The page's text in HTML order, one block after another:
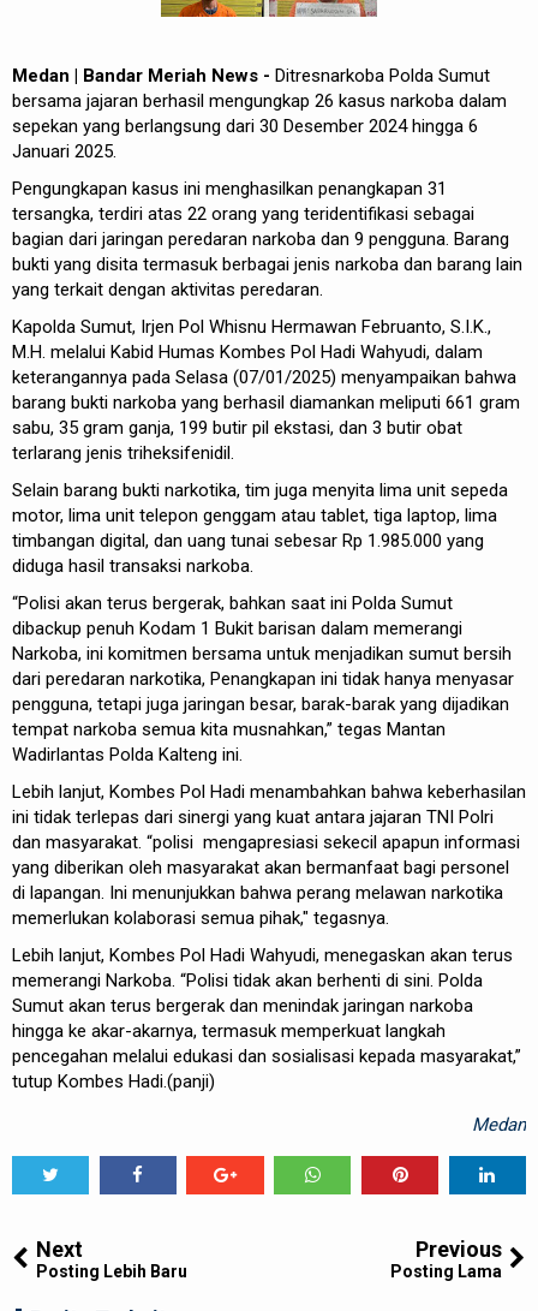
Medan | Bandar Meriah News - Ditresnarkoba Polda Sumut
bersama jajaran berhasil mengungkap 26 kasus narkoba dalam
sepekan yang berlangsung dari 30 Desember 2024 hingga 6
Januari 2025.
Pengungkapan kasus ini menghasilkan penangkapan 31
tersangka, terdiri atas 22 orang yang teridentifikasi sebagai
bagian dari jaringan peredaran narkoba dan 9 pengguna. Barang
bukti yang disita termasuk berbagai jenis narkoba dan barang lain
yang terkait dengan aktivitas peredaran.
Kapolda Sumut, Irjen Pol Whisnu Hermawan Februanto, S.I.K.,
M.H. melalui Kabid Humas Kombes Pol Hadi Wahyudi, dalam
keterangannya pada Selasa (07/01/2025) menyampaikan bahwa
barang bukti narkoba yang berhasil diamankan meliputi 661 gram
sabu, 35 gram ganja, 199 butir pil ekstasi, dan 3 butir obat
terlarang jenis triheksifenidil.
Selain barang bukti narkotika, tim juga menyita lima unit sepeda
motor, lima unit telepon genggam atau tablet, tiga laptop, lima
timbangan digital, dan uang tunai sebesar Rp 1.985.000 yang
diduga hasil transaksi narkoba.
“Polisi akan terus bergerak, bahkan saat ini Polda Sumut
dibackup penuh Kodam 1 Bukit barisan dalam memerangi
Narkoba, ini komitmen bersama untuk menjadikan sumut bersih
dari peredaran narkotika, Penangkapan ini tidak hanya menyasar
pengguna, tetapi juga jaringan besar, barak-barak yang dijadikan
tempat narkoba semua kita musnahkan,” tegas Mantan
Wadirlantas Polda Kalteng ini.
Lebih lanjut, Kombes Pol Hadi menambahkan bahwa keberhasilan
ini tidak terlepas dari sinergi yang kuat antara jajaran TNI Polri
dan masyarakat. “polisi mengapresiasi sekecil apapun informasi
yang diberikan oleh masyarakat akan bermanfaat bagi personel
di lapangan. Ini menunjukkan bahwa perang melawan narkotika
memerlukan kolaborasi semua pihak," tegasnya.
Lebih lanjut, Kombes Pol Hadi Wahyudi, menegaskan akan terus
memerangi Narkoba. “Polisi tidak akan berhenti di sini. Polda
Sumut akan terus bergerak dan menindak jaringan narkoba
hingga ke akar-akarnya, termasuk memperkuat langkah
pencegahan melalui edukasi dan sosialisasi kepada masyarakat,”
tutup Kombes Hadi.(panji)
Medan
Next
Posting Lebih Baru
Previous
Posting Lama